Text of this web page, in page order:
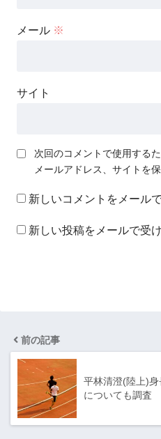
メール ※
サイト
次回のコメントで使用する
メールアドレス、サイトを保
新しいコメントをメール
新しい投稿をメールで受
前の記事
平林清澄(陸上)
についても調査